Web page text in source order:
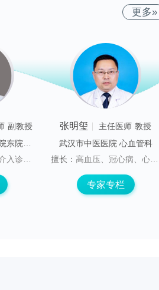
更多»
副教授
动脉介入诊疗。
张明玺 主任医师 教授
武汉市中医医院 心血管科
擅长： 高血压、冠心病、心律失常、心衰诊治，心脏起博电生理及冠脉介入手术等
专家专栏